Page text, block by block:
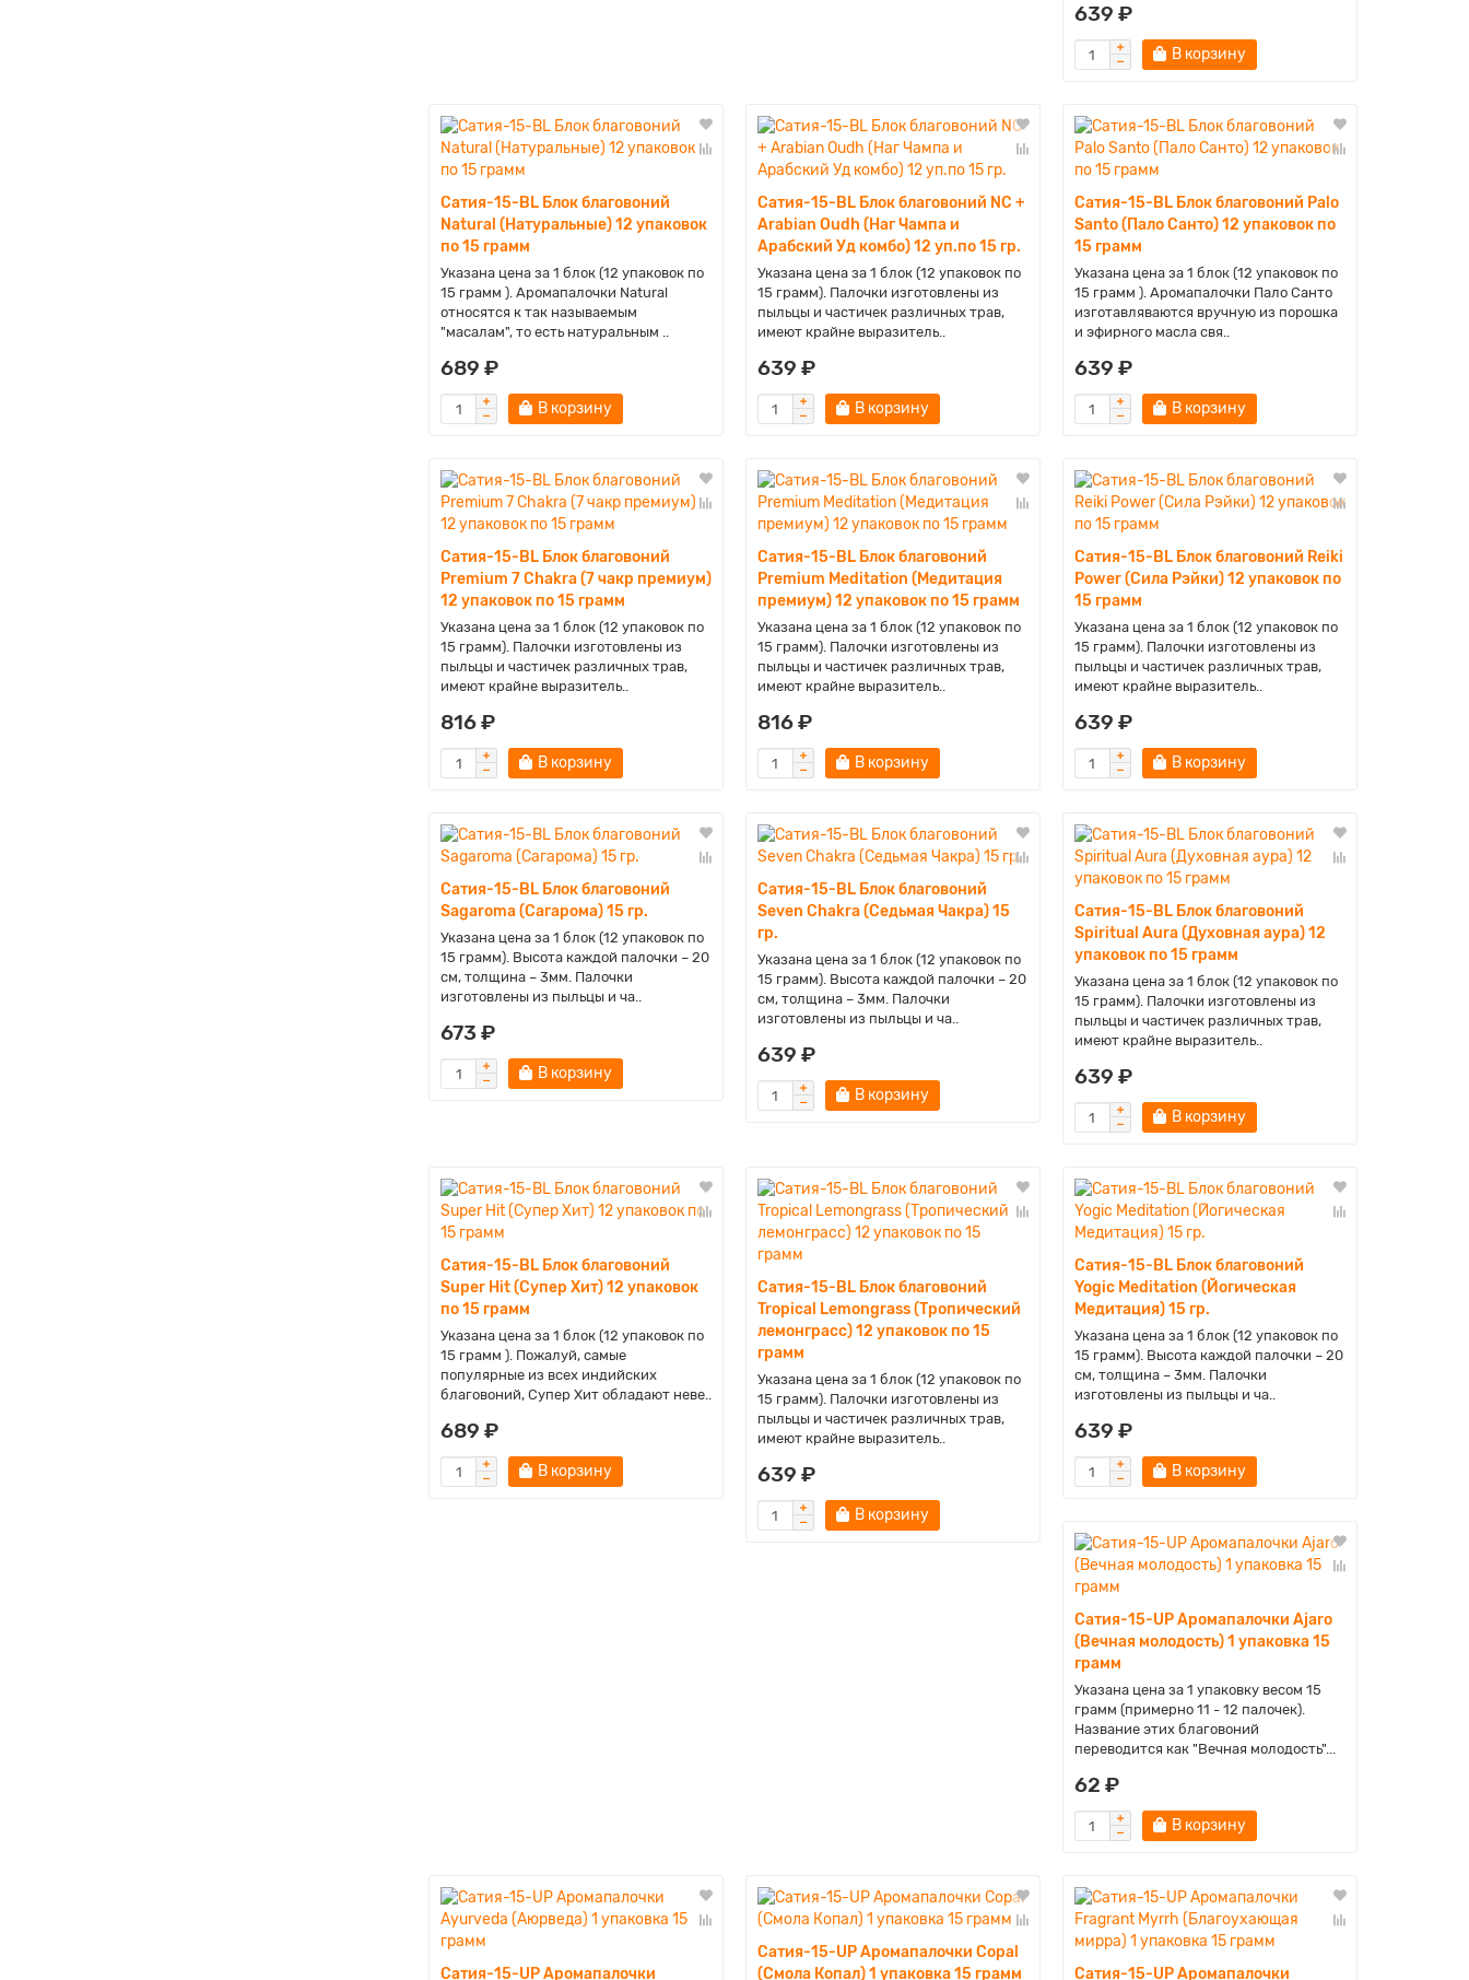
639 ₽
В корзину
Сатия-15-BL Блок благовоний
Natural (Натуральные) 12 упаковок
по 15 грамм
Указана цена за 1 блок (12 упаковок по
15 грамм ). Аромапалочки Natural
относятся к так называемым
"масалам", то есть натуральным ..
689 ₽
В корзину
Сатия-15-BL Блок благовоний NC +
Arabian Oudh (Наг Чампа и
Арабский Уд комбо) 12 уп.по 15 гр.
Указана цена за 1 блок (12 упаковок по
15 грамм). Палочки изготовлены из
пыльцы и частичек различных трав,
имеют крайне выразитель..
639 ₽
В корзину
Сатия-15-BL Блок благовоний Palo
Santo (Пало Санто) 12 упаковок по
15 грамм
Указана цена за 1 блок (12 упаковок по
15 грамм ). Аромапалочки Пало Санто
изготавляваются вручную из порошка
и эфирного масла свя..
639 ₽
В корзину
Сатия-15-BL Блок благовоний
Premium 7 Chakra (7 чакр премиум)
12 упаковок по 15 грамм
Указана цена за 1 блок (12 упаковок по
15 грамм). Палочки изготовлены из
пыльцы и частичек различных трав,
имеют крайне выразитель..
816 ₽
В корзину
Сатия-15-BL Блок благовоний
Premium Meditation (Медитация
премиум) 12 упаковок по 15 грамм
Указана цена за 1 блок (12 упаковок по
15 грамм). Палочки изготовлены из
пыльцы и частичек различных трав,
имеют крайне выразитель..
816 ₽
В корзину
Сатия-15-BL Блок благовоний Reiki
Power (Сила Рэйки) 12 упаковок по
15 грамм
Указана цена за 1 блок (12 упаковок по
15 грамм). Палочки изготовлены из
пыльцы и частичек различных трав,
имеют крайне выразитель..
639 ₽
В корзину
Сатия-15-BL Блок благовоний
Sagaroma (Сагарома) 15 гр.
Указана цена за 1 блок (12 упаковок по
15 грамм). Высота каждой палочки – 20
см, толщина – 3мм. Палочки
изготовлены из пыльцы и ча..
673 ₽
В корзину
Сатия-15-BL Блок благовоний
Seven Chakra (Седьмая Чакра) 15
гр.
Указана цена за 1 блок (12 упаковок по
15 грамм). Высота каждой палочки – 20
см, толщина – 3мм. Палочки
изготовлены из пыльцы и ча..
639 ₽
В корзину
Сатия-15-BL Блок благовоний
Spiritual Aura (Духовная аура) 12
упаковок по 15 грамм
Указана цена за 1 блок (12 упаковок по
15 грамм). Палочки изготовлены из
пыльцы и частичек различных трав,
имеют крайне выразитель..
639 ₽
В корзину
Сатия-15-BL Блок благовоний
Super Hit (Супер Хит) 12 упаковок
по 15 грамм
Указана цена за 1 блок (12 упаковок по
15 грамм ). Пожалуй, самые
популярные из всех индийских
благовоний, Супер Хит обладают неве..
689 ₽
В корзину
Сатия-15-BL Блок благовоний
Tropical Lemongrass (Тропический
лемонграсс) 12 упаковок по 15
грамм
Указана цена за 1 блок (12 упаковок по
15 грамм). Палочки изготовлены из
пыльцы и частичек различных трав,
имеют крайне выразитель..
639 ₽
В корзину
Сатия-15-BL Блок благовоний
Yogic Meditation (Йогическая
Медитация) 15 гр.
Указана цена за 1 блок (12 упаковок по
15 грамм). Высота каждой палочки – 20
см, толщина – 3мм. Палочки
изготовлены из пыльцы и ча..
639 ₽
В корзину
Сатия-15-UP Аромапалочки Ajaro
(Вечная молодость) 1 упаковка 15
грамм
Указана цена за 1 упаковку весом 15
грамм (примерно 11 - 12 палочек).
Название этих благовоний
переводится как "Вечная молодость"...
62 ₽
В корзину
Сатия-15-UP Аромапалочки
Сатия-15-UP Аромапалочки Copal
(Смола Копал) 1 упаковка 15 грамм
Сатия-15-UP Аромапалочки